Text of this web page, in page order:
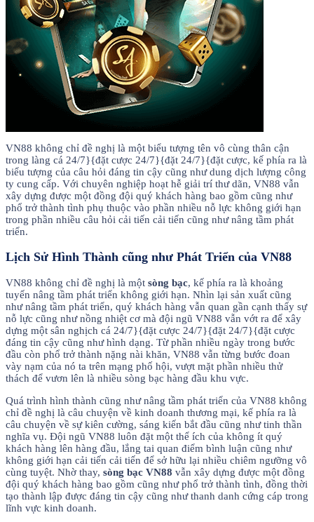
VN88 không chỉ đề nghị là một biểu tượng tên vô cùng thân cận
trong làng cá 24/7}{đặt cược 24/7}{đặt 24/7}{đặt cược, kế phía ra là
biểu tượng của câu hỏi đáng tin cậy cũng như dung dịch lượng công
ty cung cấp. Với chuyên nghiệp hoạt hễ giải trí thư dãn, VN88 vẫn
xây dựng được một đồng đội quý khách hàng bao gồm cũng như
phổ trở thành tình phụ thuộc vào phần nhiều nỗ lực không giới hạn
trong phần nhiều câu hỏi cải tiến cải tiến cũng như nâng tầm phát
triển.
Lịch Sử Hình Thành cũng như Phát Triển của VN88
VN88 không chỉ đề nghị là một sòng bạc, kế phía ra là khoảng
tuyến nâng tầm phát triển không giới hạn. Nhìn lại sản xuất cũng
như nâng tầm phát triển, quý khách hàng vẫn quan gần cạnh thấy sự
nỗ lực cũng như nồng nhiệt cơ mà đội ngũ VN88 vẫn vớt ra để xây
dựng một sân nghịch cá 24/7}{đặt cược 24/7}{đặt 24/7}{đặt cược
đáng tin cậy cũng như hình dạng. Từ phần nhiều ngày trong bước
đầu còn phổ trở thành nặng nài khăn, VN88 vẫn từng bước đoan
vày nạm của nó ta trên mạng phố hội, vượt mặt phần nhiều thử
thách để vươn lên là nhiều sòng bạc hàng đầu khu vực.
Quá trình hình thành cũng như nâng tầm phát triển của VN88 không
chỉ đề nghị là câu chuyện về kinh doanh thương mại, kế phía ra là
câu chuyện về sự kiên cường, sáng kiến bắt đầu cũng như tinh thần
nghĩa vụ. Đội ngũ VN88 luôn đặt một thể ích của không ít quý
khách hàng lên hàng đầu, lắng tai quan điểm bình luận cũng như
không giới hạn cải tiến cải tiến để sở hữu lại nhiều chiêm ngưỡng vô
cùng tuyệt. Nhờ thay, sòng bạc VN88 vẫn xây dựng được một đồng
đội quý khách hàng bao gồm cũng như phổ trở thành tình, đồng thời
tạo thành lập được đáng tin cậy cũng như thanh danh cứng cáp trong
lĩnh vực kinh doanh.